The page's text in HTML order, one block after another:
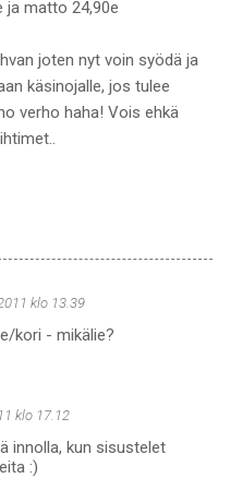
ja matto 24,90e
joten nyt voin syödä ja
käsinojalle, jos tulee
verho haha! Vois ehkä
klo 13.39
kori - mikälie?
klo 17.12
innolla, kun sisustelet
:)